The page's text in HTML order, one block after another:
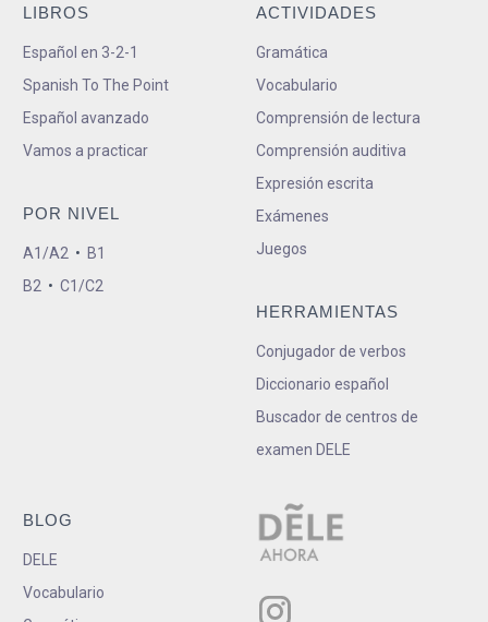
LIBROS
Español en 3-2-1
Spanish To The Point
Español avanzado
Vamos a practicar
POR NIVEL
A1/A2 • B1
B2 • C1/C2
ACTIVIDADES
Gramática
Vocabulario
Comprensión de lectura
Comprensión auditiva
Expresión escrita
Exámenes
Juegos
HERRAMIENTAS
Conjugador de verbos
Diccionario español
Buscador de centros de
examen DELE
BLOG
DELE
Vocabulario